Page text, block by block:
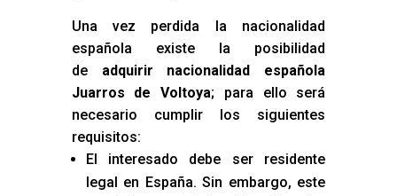
Una vez perdida la nacionalidad
española existe la posibilidad
de adquirir nacionalidad española
Juarros de Voltoya; para ello será
necesario cumplir los siguientes
requisitos:
El interesado debe ser residente
legal en España. Sin embargo, este